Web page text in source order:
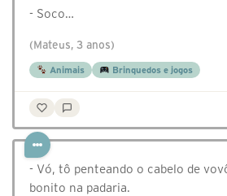
- Soco…
(Mateus, 3 anos)
Animais Brinquedos e jogos
- Vó, tô penteando o cabelo de
bonito na padaria.